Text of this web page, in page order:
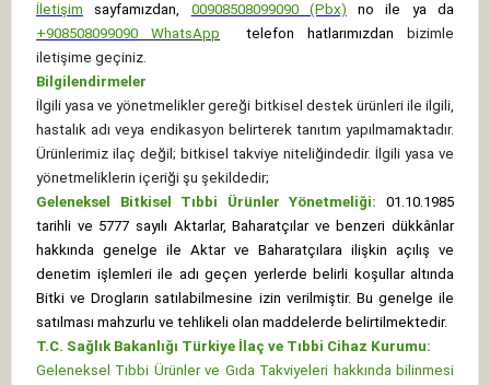
İletişim
sayfamızdan, 00908508099090 (Pbx) no ile ya da
+908508099090 WhatsApp telefon hatlarımızdan bizimle
iletişime geçiniz.
Bilgilendirmeler
İlgili yasa ve yönetmelikler gereği bitkisel destek ürünleri ile ilgili,
hastalık adı veya endikasyon belirterek tanıtım yapılmamaktadır.
Ürünlerimiz ilaç değil; bitkisel takviye niteliğindedir. İlgili yasa ve
yönetmeliklerin içeriği şu şekildedir;
Geleneksel Bitkisel Tıbbi Ürünler Yönetmeliği: 01.10.1985
tarihli ve 5777 sayılı Aktarlar, Baharatçılar ve benzeri dükkânlar
hakkında genelge ile Aktar ve Baharatçılara ilişkin açılış ve
denetim işlemleri ile adı geçen yerlerde belirli koşullar altında
Bitki ve Drogların satılabilmesine izin verilmiştir. Bu genelge ile
satılması mahzurlu ve tehlikeli olan maddelerde belirtilmektedir.
T.C. Sağlık Bakanlığı Türkiye İlaç ve Tıbbi Cihaz Kurumu:
Geleneksel Tıbbi Ürünler ve Gıda Takviyeleri hakkında bilinmesi